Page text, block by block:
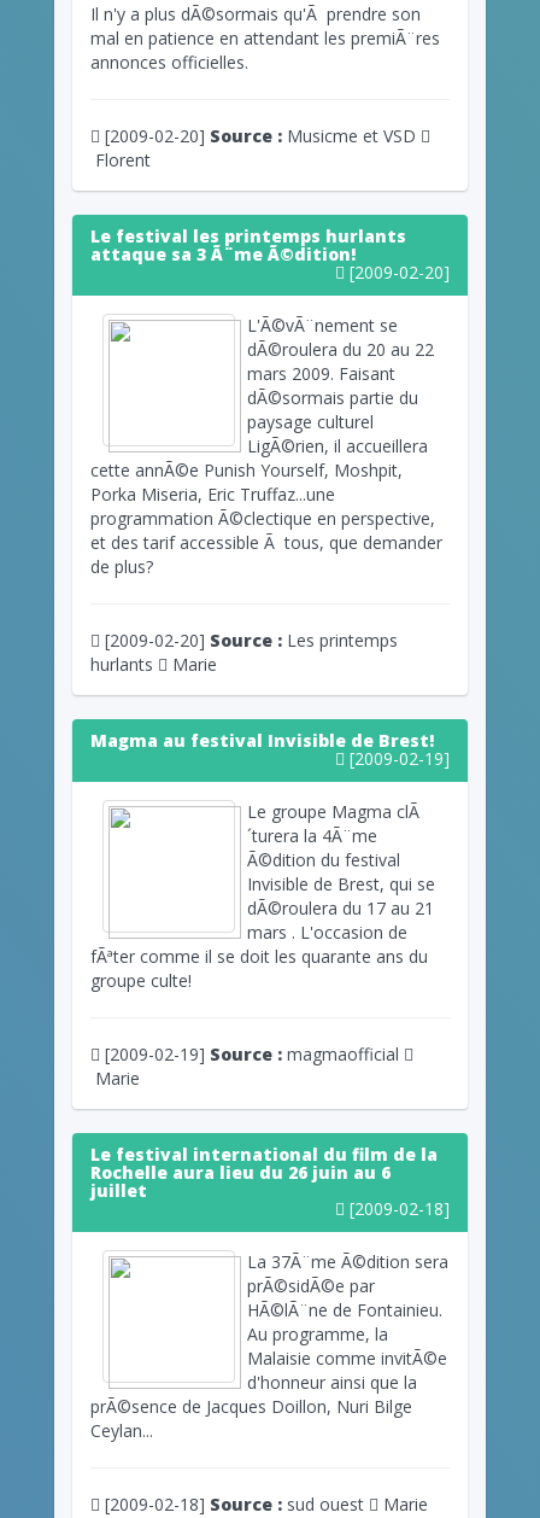
Il n'y a plus dÃ©sormais qu'Ã prendre son
mal en patience en attendant les premiÃ¨res
annonces officielles.
[2009-02-20] Source : Musicme et VSD
Florent
Le festival les printemps hurlants
attaque sa 3 Ã¨me Ã©dition!
[2009-02-20]
L'Ã©vÃ¨nement se
dÃ©roulera du 20 au 22
mars 2009. Faisant
dÃ©sormais partie du
paysage culturel
LigÃ©rien, il accueillera
cette annÃ©e Punish Yourself, Moshpit,
Porka Miseria, Eric Truffaz...une
programmation Ã©clectique en perspective,
et des tarif accessible Ã tous, que demander
de plus?
[2009-02-20] Source : Les printemps
hurlants
Marie
Magma au festival Invisible de Brest!
[2009-02-19]
Le groupe Magma clÃ
´turera la 4Ã¨me
Ã©dition du festival
Invisible de Brest, qui se
dÃ©roulera du 17 au 21
mars . L'occasion de
fÃªter comme il se doit les quarante ans du
groupe culte!
[2009-02-19] Source : magmaofficial
Marie
Le festival international du film de la
Rochelle aura lieu du 26 juin au 6
juillet
[2009-02-18]
La 37Ã¨me Ã©dition sera
prÃ©sidÃ©e par
HÃ©lÃ¨ne de Fontainieu.
Au programme, la
Malaisie comme invitÃ©e
d'honneur ainsi que la
prÃ©sence de Jacques Doillon, Nuri Bilge
Ceylan...
[2009-02-18] Source : sud ouest Marie